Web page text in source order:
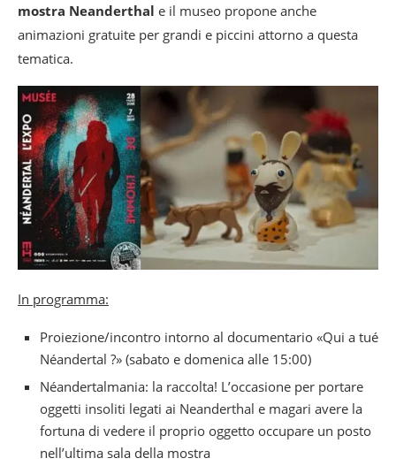
mostra Neanderthal e il museo propone anche
animazioni gratuite per grandi e piccini attorno a questa
tematica.
In programma:
Proiezione/incontro intorno al documentario «Qui a tué
Néandertal ?» (sabato e domenica alle 15:00)
Néandertalmania: la raccolta! L’occasione per portare
oggetti insoliti legati ai Neanderthal e magari avere la
fortuna di vedere il proprio oggetto occupare un posto
nell’ultima sala della mostra